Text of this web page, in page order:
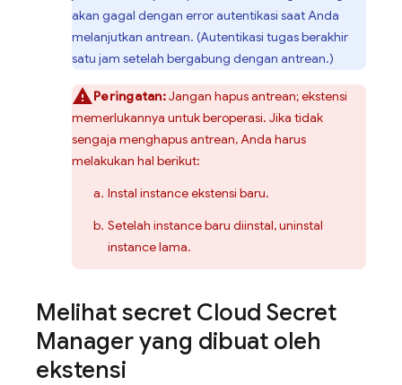
akan gagal dengan error autentikasi saat Anda
melanjutkan antrean. (Autentikasi tugas berakhir
satu jam setelah bergabung dengan antrean.)
Peringatan:Jangan hapus antrean; ekstensi
memerlukannya untuk beroperasi. Jika tidak
sengaja menghapus antrean, Anda harus
melakukan hal berikut:
Instal instance ekstensi baru.
Setelah instance baru diinstal, uninstal
instance lama.
Melihat secret Cloud Secret
Manager yang dibuat oleh
ekstensi